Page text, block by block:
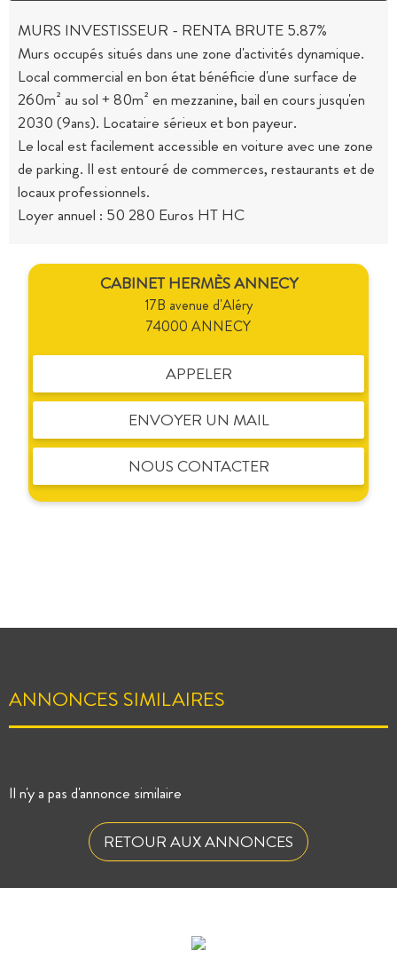
MURS INVESTISSEUR - RENTA BRUTE 5.87%
Murs occupés situés dans une zone d'activités dynamique.
Local commercial en bon état bénéficie d'une surface de
260m² au sol + 80m² en mezzanine, bail en cours jusqu'en
2030 (9ans). Locataire sérieux et bon payeur.
Le local est facilement accessible en voiture avec une zone
de parking. Il est entouré de commerces, restaurants et de
locaux professionnels.
Loyer annuel : 50 280 Euros HT HC
CABINET HERMÈS ANNECY
17B avenue d'Aléry
74000 ANNECY
APPELER
ENVOYER UN MAIL
NOUS CONTACTER
ANNONCES SIMILAIRES
Il n'y a pas d'annonce similaire
RETOUR AUX ANNONCES